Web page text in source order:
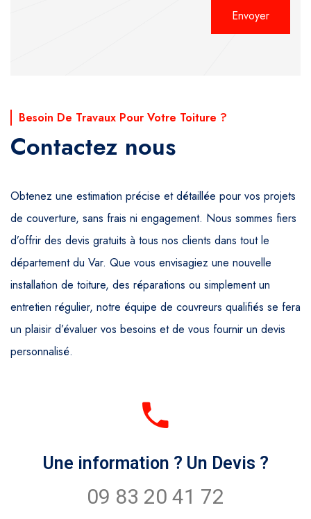
Besoin De Travaux Pour Votre Toiture ?
Contactez nous
Obtenez une estimation précise et détaillée pour vos projets
de couverture, sans frais ni engagement. Nous sommes fiers
d’offrir des devis gratuits à tous nos clients dans tout le
département du Var. Que vous envisagiez une nouvelle
installation de toiture, des réparations ou simplement un
entretien régulier, notre équipe de couvreurs qualifiés se fera
un plaisir d’évaluer vos besoins et de vous fournir un devis
personnalisé.
Une information ? Un Devis ?
09 83 20 41 72